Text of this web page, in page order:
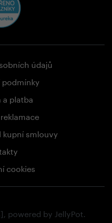
údajů
a platba
smlouvy
cookies
, powered by JellyPot.